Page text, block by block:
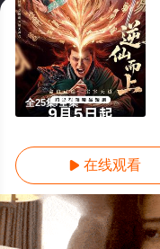
全25集/全集
 在线观看